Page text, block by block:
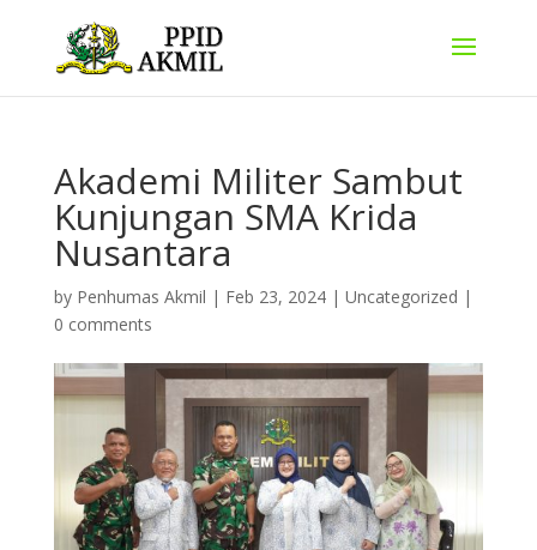
Akademi Militer Sambut
Kunjungan SMA Krida
Nusantara
by Penhumas Akmil | Feb 23, 2024| Uncategorized |
0 comments